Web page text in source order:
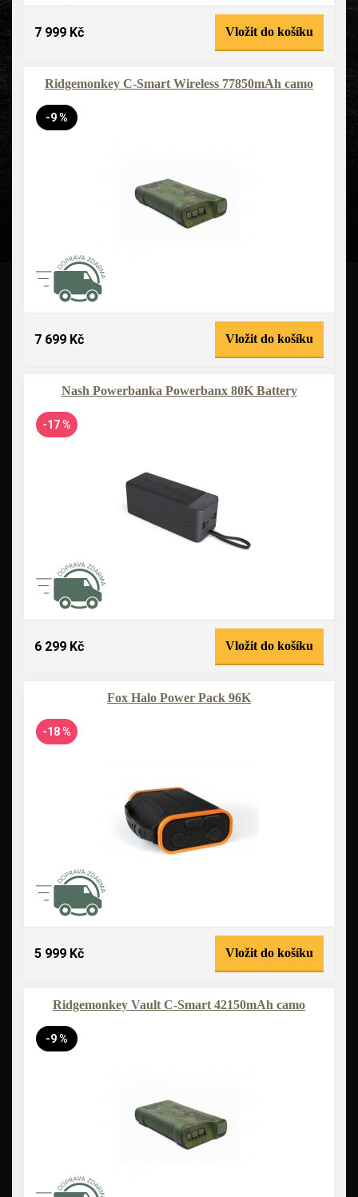
7 999 Kč Vložit do košíku
Ridgemonkey C-Smart Wireless 77850mAh camo
-9 %
7 699 Kč Vložit do košíku
Nash Powerbanka Powerbanx 80K Battery
-17 %
6 299 Kč Vložit do košíku
Fox Halo Power Pack 96K
-18 %
5 999 Kč Vložit do košíku
Ridgemonkey Vault C-Smart 42150mAh camo
-9 %